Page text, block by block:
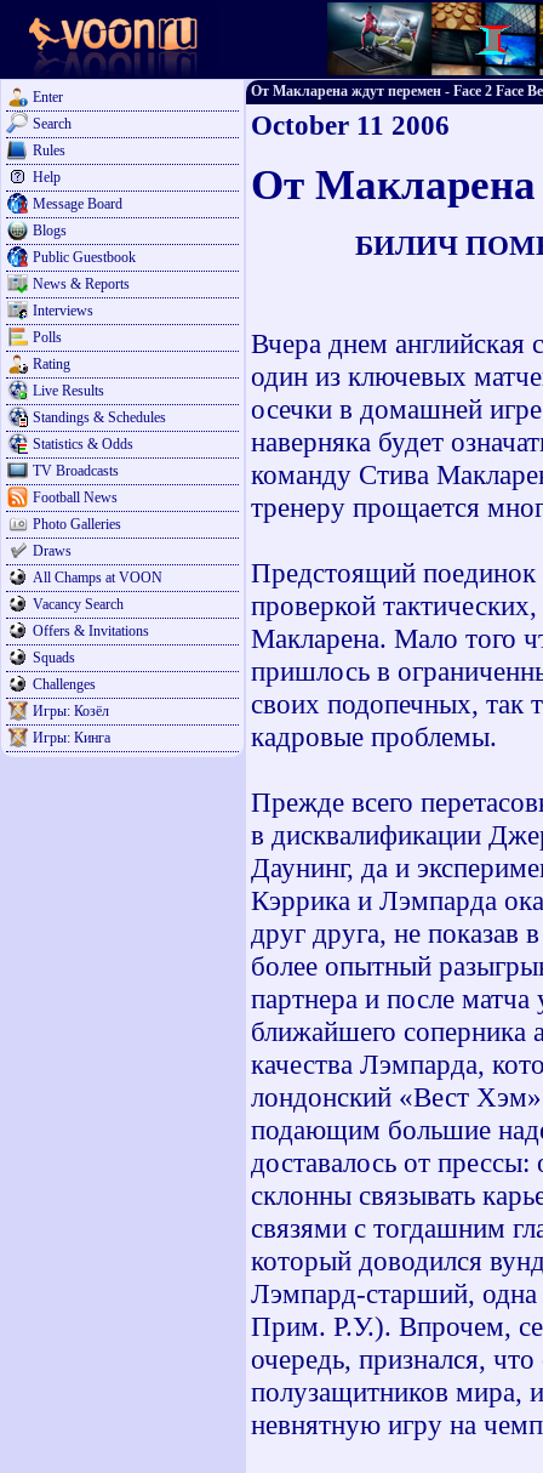
Enter
Search
Rules
Help
Message Board
Blogs
Public Guestbook
News & Reports
Interviews
Polls
Rating
Live Results
Standings & Schedules
Statistics & Odds
TV Broadcasts
Football News
Photo Galleries
Draws
All Champs at VOON
Vacancy Search
Offers & Invitations
Squads
Challenges
Игры: Козёл
Игры: Кинга
От Макларена ждут перемен - Face 2 Face
October 11 2006
От Макларена
БИЛИЧ
Вчера днем английская
один из ключевых
осечки в домашней
наверняка будет
команду Стива
тренеру прощается
Предстоящий поединок
проверкой
Макларена. Мало того
пришлось в
своих подопечных, так
кадровые проблемы.
Прежде всего
в дисквалификации
Даунинг, да и
Кэррика и Лэмпарда
друг друга, не показав
более опытный
партнера и после матча
ближайшего соперника
качества Лэмпарда,
лондонский «Вест
подающим большие
доставалось от
склонны связывать
связями с тогдашним
который доводился
Лэмпард-старший, одна
Прим. Р.У.). Впрочем,
очередь, признался,
полузащитников мира,
невнятную игру на